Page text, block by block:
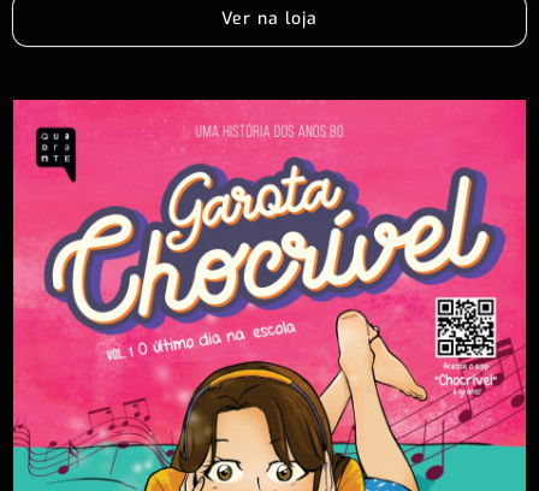
Ver na loja